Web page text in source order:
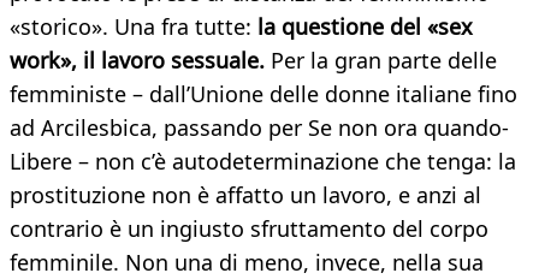
«storico». Una fra tutte: la questione del «sex
work», il lavoro sessuale. Per la gran parte delle
femministe – dall’Unione delle donne italiane fino
ad Arcilesbica, passando per Se non ora quando-
Libere – non c’è autodeterminazione che tenga: la
prostituzione non è affatto un lavoro, e anzi al
contrario è un ingiusto sfruttamento del corpo
femminile. Non una di meno, invece, nella sua